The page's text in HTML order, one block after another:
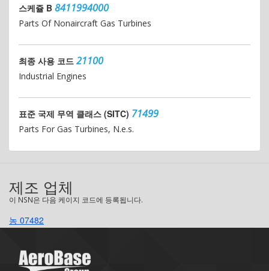
스케쥴 B 8411994000
Parts Of Nonaircraft Gas Turbines
최종 사용 코드 21100
Industrial Engines
표준 국제 무역 클래스 (SITC) 71499
Parts For Gas Turbines, N.e.s.
제조 업체
이 NSN은 다음 케이지 코드에 등록됩니다.
농 07482